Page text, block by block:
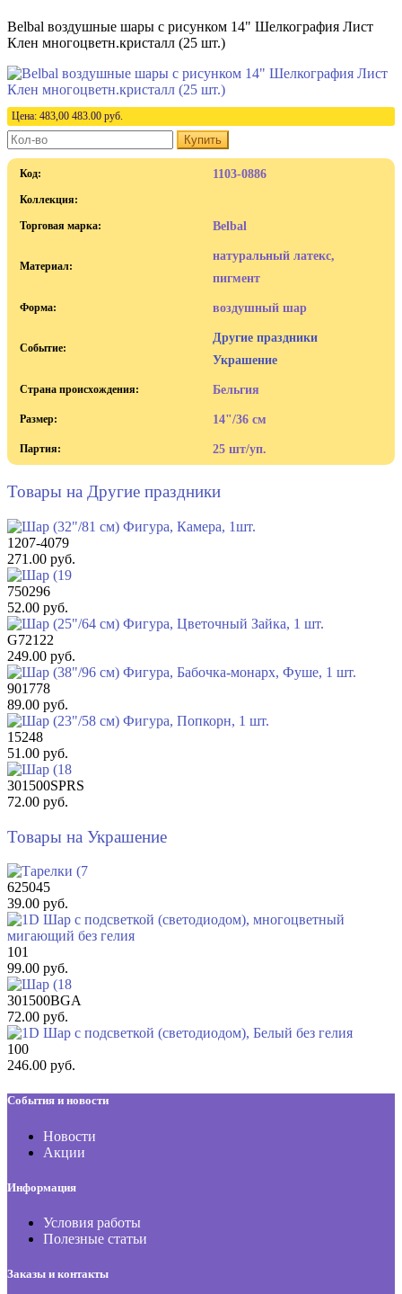
Belbal воздушные шары с рисунком 14" Шелкография Лист
Клен многоцветн.кристалл (25 шт.)
Цена: 483,00 483.00 руб.
Купить
Код: 1103-0886
Коллекция:
Торговая марка: Belbal
Материал:
натуральный латекс,
пигмент
Форма: воздушный шар
Событие:
Другие праздники
Украшение
Страна происхождения: Бельгия
Размер: 14"/36 см
Партия: 25 шт/уп.
Товары на Другие праздники
1207-4079
271.00 руб.
750296
52.00 руб.
G72122
249.00 руб.
901778
89.00 руб.
15248
51.00 руб.
301500SPRS
72.00 руб.
Товары на Украшение
625045
39.00 руб.
101
99.00 руб.
301500BGA
72.00 руб.
100
246.00 руб.
События и новости
Новости
Акции
Информация
Условия работы
Полезные статьи
Заказы и контакты